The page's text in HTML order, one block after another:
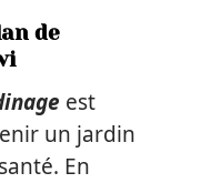
de
est
un jardin
En